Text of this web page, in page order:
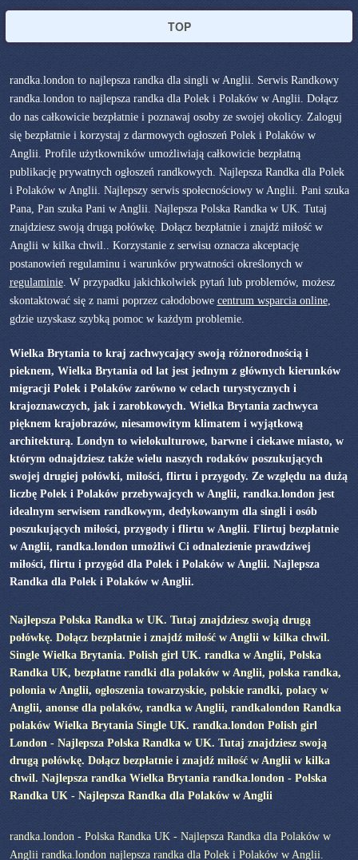
TOP
randka.london to najlepsza randka dla singli w Anglii. Serwis Randkowy
randka.london to najlepsza randka dla Polek i Polaków w Anglii. Dołącz
do nas całkowicie bezpłatnie i poznawaj osoby ze swojej okolicy. Zaloguj
się bezpłatnie i korzystaj z darmowych ogłoszeń Polek i Polaków w
Anglii. Profile użytkowników umożliwiają całkowicie bezpłatną
publikację prywatnych ogłoszeń randkowych. Najlepsza Randka dla Polek
i Polaków w Anglii. Najlepszy serwis społecnościowy w Anglii. Pani szuka
Pana, Pan szuka Pani w Anglii. Najlepsza Polska Randka w UK. Tutaj
znajdziesz swoją drugą połówkę. Dołącz bezpłatnie i znajdź miłość w
Anglii w kilka chwil.. Korzystanie z serwisu oznacza akceptację
postanowień regulaminu i warunków prywatności określonych w
regulaminie. W przypadku jakichkolwiek pytań lub problemów, możesz
skontaktować się z nami poprzez całodobowe centrum wsparcia online,
gdzie uzyskasz szybką pomoc w każdym problemie.
Wielka Brytania to kraj zachwycający swoją różnorodnością i
pieknem, Wielka Brytania od lat jest jednym z głównych kierunków
migracji Polek i Polaków zarówno w celach turystycznych i
krajoznawczych, jak i zarobkowych. Wielka Brytania zachwyca
pięknem krajobrazów, niesamowitym klimatem i wyjątkową
architekturą. Londyn to wielokulturowe, barwne i ciekawe miasto, w
którym odnajdziesz także wielu naszych rodaków poszukujących
swojej drugiej połówki, miłości, flirtu i przygody. Ze względu na dużą
liczbę Polek i Polaków przebywajcych w Anglii, randka.london jest
idealnym serwisem randkowym, dedykowanym dla singli i osób
poszukujących miłości, przygody i flirtu w Anglii. Flirtuj bezpłatnie
w Anglii, randka.london umożliwi Ci odnalezienie prawdziwej
miłości, flirtu i przygód dla Polek i Polaków w Anglii. Najlepsza
Randka dla Polek i Polaków w Anglii.
Najlepsza Polska Randka w UK. Tutaj znajdziesz swoją drugą
połówkę. Dołącz bezpłatnie i znajdź miłość w Anglii w kilka chwil.
Single Wielka Brytania. Polish girl UK. randka w Anglii, Polska
Randka UK, bezpłatne randki dla polaków w Anglii, polska randka,
polonia w Anglii, ogłoszenia towarzyskie, polskie randki, polacy w
Anglii, anonse dla polaków, randka w Anglii, randkalondon Randka
polaków Wielka Brytania Single UK. randka.london Polish girl
London - Najlepsza Polska Randka w UK. Tutaj znajdziesz swoją
drugą połówkę. Dołącz bezpłatnie i znajdź miłość w Anglii w kilka
chwil. Najlepsza randka Wielka Brytania randka.london - Polska
Randka UK - Najlepsza Randka dla Polaków w Anglii
randka.london - Polska Randka UK - Najlepsza Randka dla Polaków w
Anglii randka.london najlepsza randka dla Polek i Polaków w Anglii.